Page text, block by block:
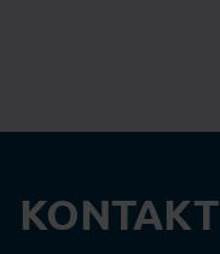
KONTAKT